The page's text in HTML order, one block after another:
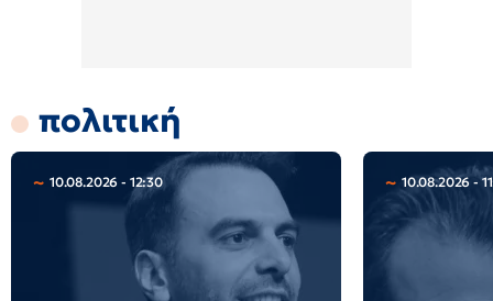
πολιτική
10.08.2026 - 12:30 10.08.2026 -